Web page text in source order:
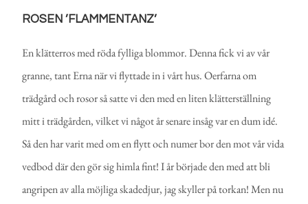
ROSEN ’FLAMMENTANZ’
En klätterros med röda fylliga blommor. Denna fick vi av vår
granne, tant Erna när vi flyttade in i vårt hus. Oerfarna om
trädgård och rosor så satte vi den med en liten klätterställning
mitt i trädgården, vilket vi något år senare insåg var en dum idé.
Så den har varit med om en flytt och numer bor den mot vår vida
vedbod där den gör sig himla fint! I år började den med att bli
angripen av alla möjliga skadedjur, jag skyller på torkan! Men nu